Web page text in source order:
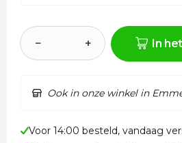
− + In
Ook in onze winkel in
Voor 14:00 besteld, vandaag